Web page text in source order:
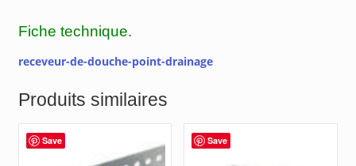
Fiche technique.
receveur-de-douche-point-drainage
Produits similaires
Save Save